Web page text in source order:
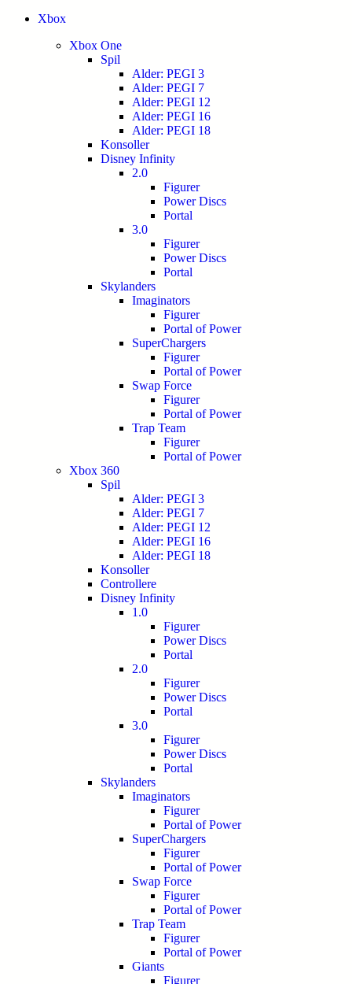
Xbox
Xbox One
Spil
Alder: PEGI 3
Alder: PEGI 7
Alder: PEGI 12
Alder: PEGI 16
Alder: PEGI 18
Konsoller
Disney Infinity
2.0
Figurer
Power Discs
Portal
3.0
Figurer
Power Discs
Portal
Skylanders
Imaginators
Figurer
Portal of Power
SuperChargers
Figurer
Portal of Power
Swap Force
Figurer
Portal of Power
Trap Team
Figurer
Portal of Power
Xbox 360
Spil
Alder: PEGI 3
Alder: PEGI 7
Alder: PEGI 12
Alder: PEGI 16
Alder: PEGI 18
Konsoller
Controllere
Disney Infinity
1.0
Figurer
Power Discs
Portal
2.0
Figurer
Power Discs
Portal
3.0
Figurer
Power Discs
Portal
Skylanders
Imaginators
Figurer
Portal of Power
SuperChargers
Figurer
Portal of Power
Swap Force
Figurer
Portal of Power
Trap Team
Figurer
Portal of Power
Giants
Figurer